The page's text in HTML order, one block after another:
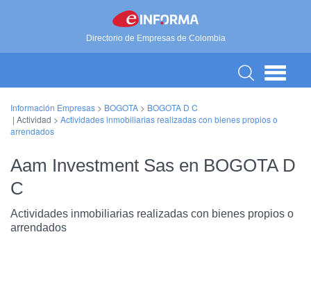
Directorio de Empresas de Colombia
Información Empresas > BOGOTA > BOGOTA D C
| Actividad > Actividades inmobiliarias realizadas con bienes propios o
arrendados
Aam Investment Sas en BOGOTA D
C
Actividades inmobiliarias realizadas con bienes propios o
arrendados